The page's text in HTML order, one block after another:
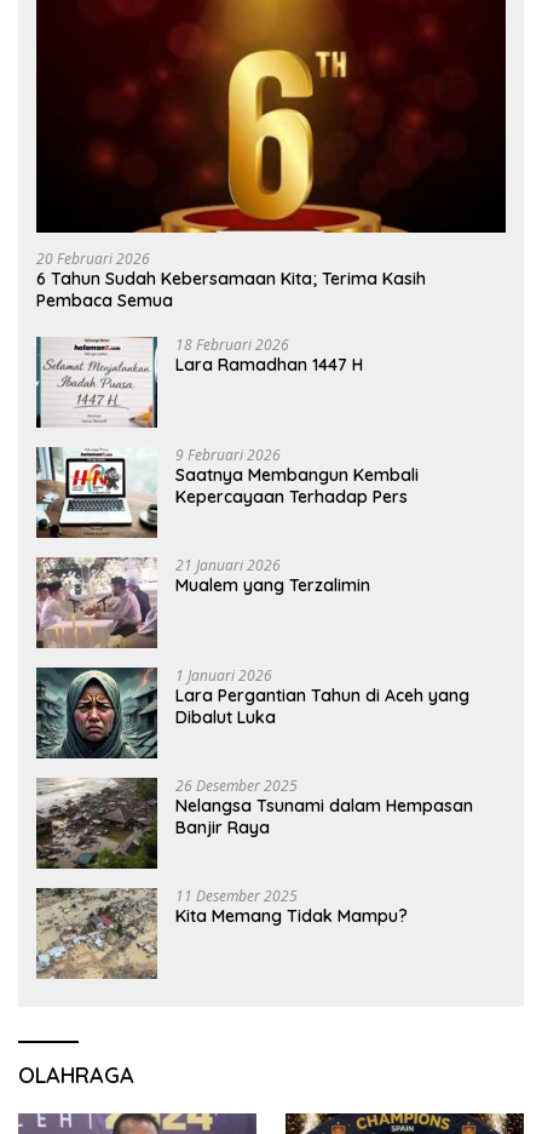
20 Februari 2026
6 Tahun Sudah Kebersamaan Kita; Terima Kasih
Pembaca Semua
18 Februari 2026
Lara Ramadhan 1447 H
9 Februari 2026
Saatnya Membangun Kembali
Kepercayaan Terhadap Pers
21 Januari 2026
Mualem yang Terzalimin
1 Januari 2026
Lara Pergantian Tahun di Aceh yang
Dibalut Luka
26 Desember 2025
Nelangsa Tsunami dalam Hempasan
Banjir Raya
11 Desember 2025
Kita Memang Tidak Mampu?
OLAHRAGA